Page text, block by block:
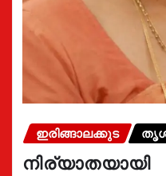
ഇരിങ്ങാലക്കുട
നിര്യാതയായി